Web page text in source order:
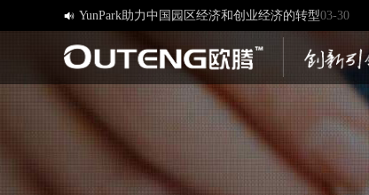
 YunPark助力中国园区经济和创业经济的转型03-30
[欧腾]官方网站，欢迎您的访问！03-17
03-12
创造一流品牌 打造一流服务01-09